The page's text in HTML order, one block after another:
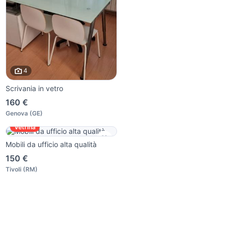
4
Scrivania in vetro
160 €
Genova (GE)
Vetrina
Mobili da ufficio alta qualità
150 €
Tivoli (RM)